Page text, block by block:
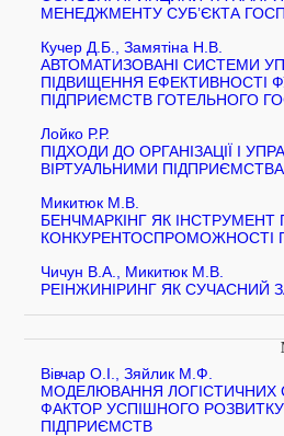
МЕНЕДЖМЕНТУ СУБ’ЄКТА
Кучер Д.Б., Замятіна Н.В.
АВТОМАТИЗОВАНІ СИСТЕМИ
ПІДВИЩЕННЯ ЕФЕКТИВНОСТІ
ПІДПРИЄМСТВ ГОТЕЛЬНОГО
Лойко Р.Р.
ПІДХОДИ ДО ОРГАНІЗАЦІЇ І
ВІРТУАЛЬНИМИ
Микитюк М.В.
БЕНЧМАРКІНГ ЯК
КОНКУРЕНТОСПРОМОЖНОСТІ
Чичун В.А., Микитюк М.В.
РЕІНЖИНІРИНГ ЯК СУЧАСНИЙ
Вівчар О.І., Зяйлик М.Ф.
МОДЕЛЮВАННЯ ЛОГІСТИЧНИХ
ФАКТОР УСПІШНОГО
ПІДПРИЄМСТВ